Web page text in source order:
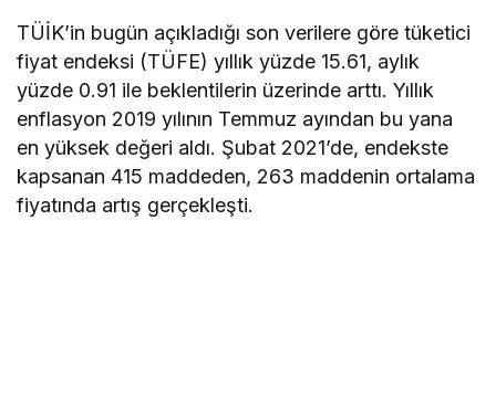
TÜİK’in bugün açıkladığı son verilere göre tüketici
fiyat endeksi (TÜFE) yıllık yüzde 15.61, aylık
yüzde 0.91 ile beklentilerin üzerinde arttı. Yıllık
enflasyon 2019 yılının Temmuz ayından bu yana
en yüksek değeri aldı. Şubat 2021’de, endekste
kapsanan 415 maddeden, 263 maddenin ortalama
fiyatında artış gerçekleşti.